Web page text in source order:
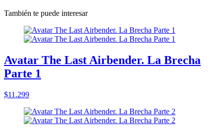
También te puede interesar
Avatar The Last Airbender. La Brecha
Parte 1
$11.299